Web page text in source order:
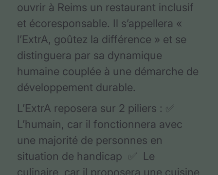
ouvrir à Reims un restaurant inclusif
et écoresponsable. Il s’appellera «
l’ExtrA, goûtez la différence » et se
distinguera par sa dynamique
humaine couplée à une démarche de
développement durable.
L’ExtrA reposera sur 2 piliers : ✅
L’humain, car il fonctionnera avec
une majorité de personnes en
situation de handicap ✅ Le
culinaire, car il proposera une cuisine